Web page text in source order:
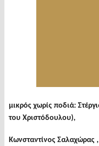
μικρός χωρίς ποδιά:
του Χριστόδουλου),
Κωνσταντίνος Σαλαχώρας